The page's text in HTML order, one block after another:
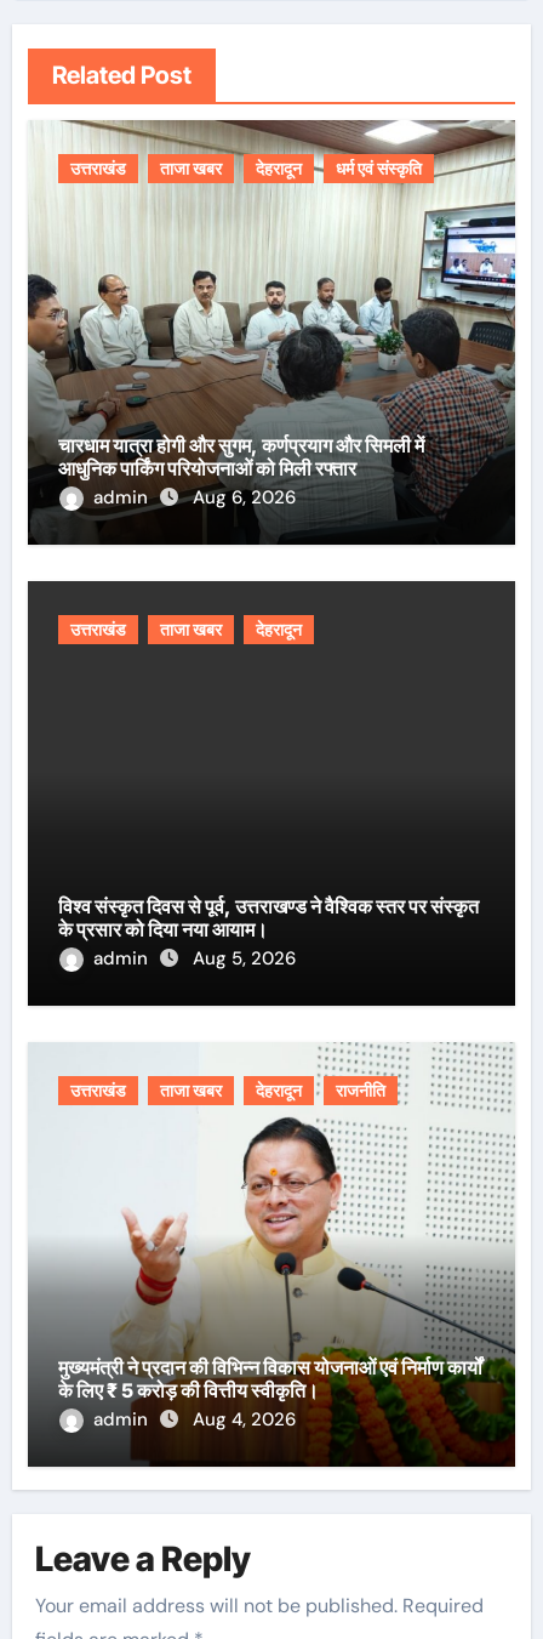
Related Post
उत्तराखंड ताजा खबर देहरादून धर्म एवं संस्कृति
चारधाम यात्रा होगी और सुगम, कर्णप्रयाग और सिमली में
आधुनिक पार्किंग परियोजनाओं को मिली रफ्तार
admin
Aug 6, 2026
उत्तराखंड ताजा खबर देहरादून
विश्व संस्कृत दिवस से पूर्व, उत्तराखण्ड ने वैश्विक स्तर पर संस्कृत
के प्रसार को दिया नया आयाम।
admin
Aug 5, 2026
उत्तराखंड ताजा खबर देहरादून राजनीति
मुख्यमंत्री ने प्रदान की विभिन्न विकास योजनाओं एवं निर्माण कार्यों
के लिए ₹ 5 करोड़ की वित्तीय स्वीकृति।
admin
Aug 4, 2026
Leave a Reply
Your email address will not be published. Required